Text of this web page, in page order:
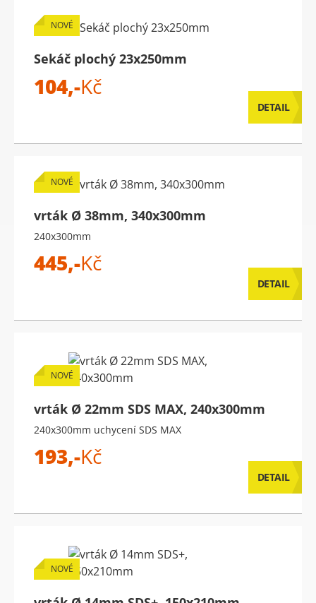
NOVÉ
Sekáč plochý 23x250mm
104,-Kč
DETAIL
NOVÉ
vrták Ø 38mm, 340x300mm
240x300mm
445,-Kč
DETAIL
NOVÉ
vrták Ø 22mm SDS MAX, 240x300mm
240x300mm uchycení SDS MAX
193,-Kč
DETAIL
NOVÉ